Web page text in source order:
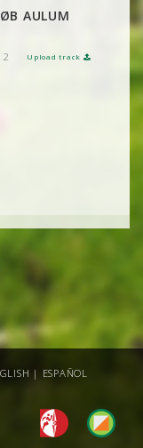
AULUM
Upload track
| ESPAÑOL